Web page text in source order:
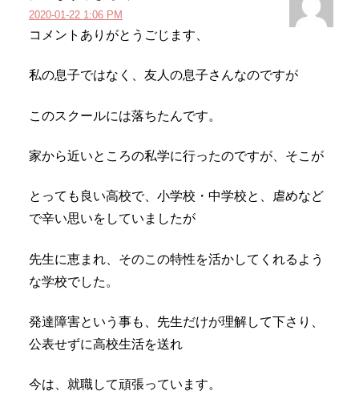
2020-01-22 1:06 PM
コメントありがとうごじます、
私の息子ではなく、友人の息子さんなのですが
このスクールには落ちたんです。
家から近いところの私学に行ったのですが、そこが
とっても良い高校で、小学校・中学校と、虐めなど
で辛い思いをしていましたが
先生に恵まれ、そのこの特性を活かしてくれるよう
な学校でした。
発達障害という事も、先生だけが理解して下さり、
公表せずに高校生活を送れ
今は、就職して頑張っています。